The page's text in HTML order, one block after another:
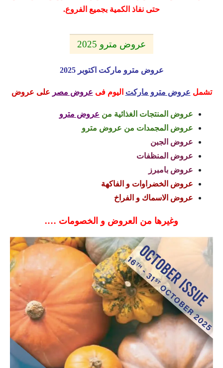
حتى نفاذ الكمية بجميع الفروع.
عروض مترو 2025
عروض مترو ماركت اكتوبر 2025
تشمل عروض مترو ماركت اليومفى عروض مصر على عروض
عروض المنتجات الغذائية من عروض مترو
عروض المجمدات من عروض مترو
عروض الجبن
عروض المنظفات
عروض بامبرز
عروض الخضراوات و الفاكهة
عروض الاسماك و الفراخ
وغيرها من العروض و الخصومات ….